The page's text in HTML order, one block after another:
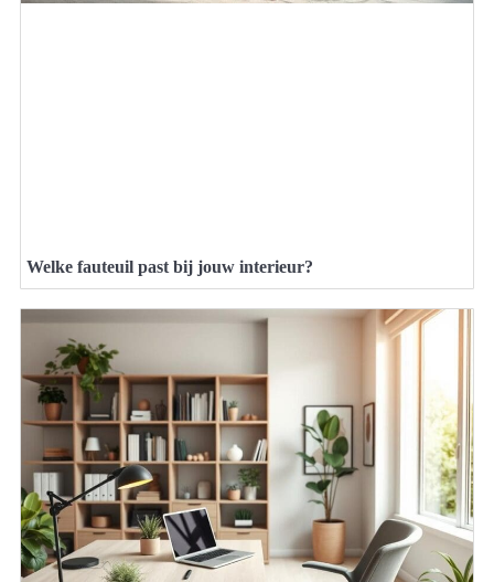
Welke fauteuil past bij jouw interieur?